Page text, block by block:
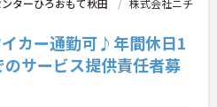
イカー通勤可♪年間休日1
サービス提供責任者募